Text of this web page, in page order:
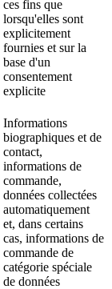
ces fins que
lorsqu'elles sont
explicitement
fournies et sur la
base d'un
consentement
explicite
Informations
biographiques et de
contact,
informations de
commande,
données collectées
automatiquement
et, dans certains
cas, informations de
commande de
catégorie spéciale
de données